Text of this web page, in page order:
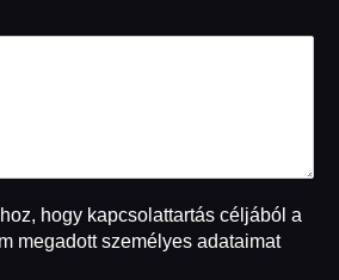
hogy kapcsolattartás céljából a
megadott személyes adataimat